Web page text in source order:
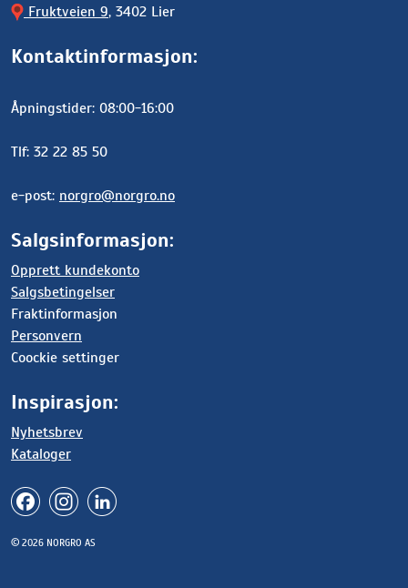
Fruktveien 9, 3402 Lier
Kontaktinformasjon:
Åpningstider: 08:00-16:00
Tlf: 32 22 85 50
e-post: norgro@norgro.no
Salgsinformasjon:
Opprett kundekonto
Salgsbetingelser
Fraktinformasjon
Personvern
Coockie settinger
Inspirasjon:
Nyhetsbrev
Kataloger
© 2026 NORGRO AS